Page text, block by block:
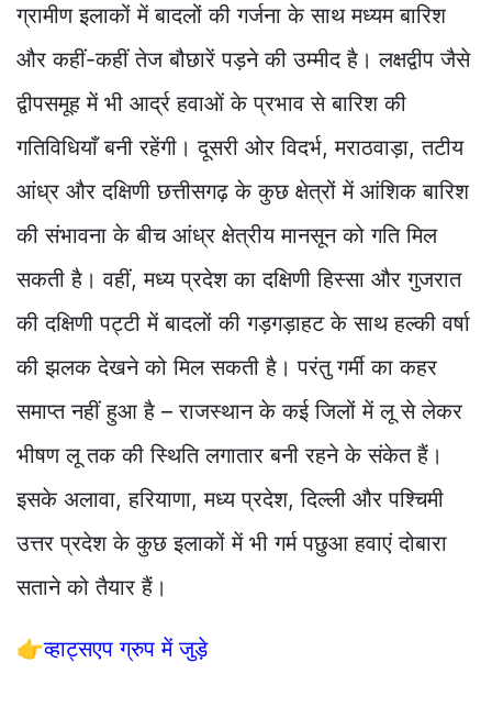
ग्रामीण इलाकों में बादलों की गर्जना के साथ मध्यम बारिश
और कहीं-कहीं तेज बौछारें पड़ने की उम्मीद है। लक्षद्वीप जैसे
द्वीपसमूह में भी आर्द्र हवाओं के प्रभाव से बारिश की
गतिविधियाँ बनी रहेंगी। दूसरी ओर विदर्भ, मराठवाड़ा, तटीय
आंध्र और दक्षिणी छत्तीसगढ़ के कुछ क्षेत्रों में आंशिक बारिश
की संभावना के बीच आंध्र क्षेत्रीय मानसून को गति मिल
सकती है। वहीं, मध्य प्रदेश का दक्षिणी हिस्सा और गुजरात
की दक्षिणी पट्टी में बादलों की गड़गड़ाहट के साथ हल्की वर्षा
की झलक देखने को मिल सकती है। परंतु गर्मी का कहर
समाप्त नहीं हुआ है – राजस्थान के कई जिलों में लू से लेकर
भीषण लू तक की स्थिति लगातार बनी रहने के संकेत हैं।
इसके अलावा, हरियाणा, मध्य प्रदेश, दिल्ली और पश्चिमी
उत्तर प्रदेश के कुछ इलाकों में भी गर्म पछुआ हवाएं दोबारा
सताने को तैयार हैं।
👉व्हाट्सएप ग्रुप में जुड़े